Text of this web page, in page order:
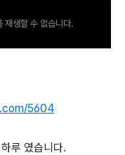
재생할 수 없습니다.
5604
루 였습니다.